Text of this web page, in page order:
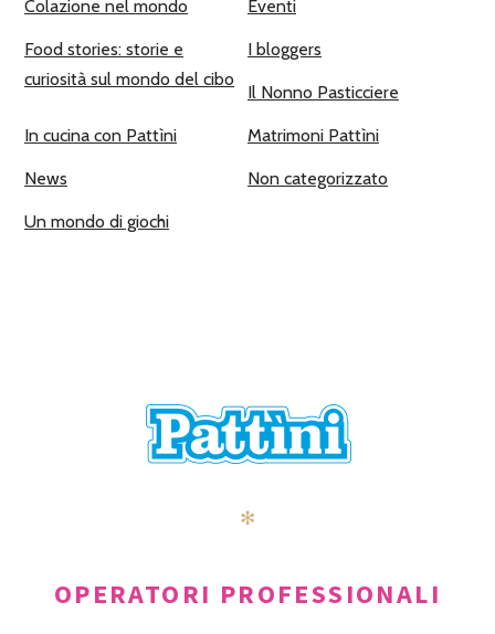
Colazione nel mondo Eventi
Food stories: storie e
curiosità sul mondo del cibo
I bloggers
Il Nonno Pasticciere
In cucina con Pattìni Matrimoni Pattìni
News Non categorizzato
Un mondo di giochi
✻
OPERATORI PROFESSIONALI